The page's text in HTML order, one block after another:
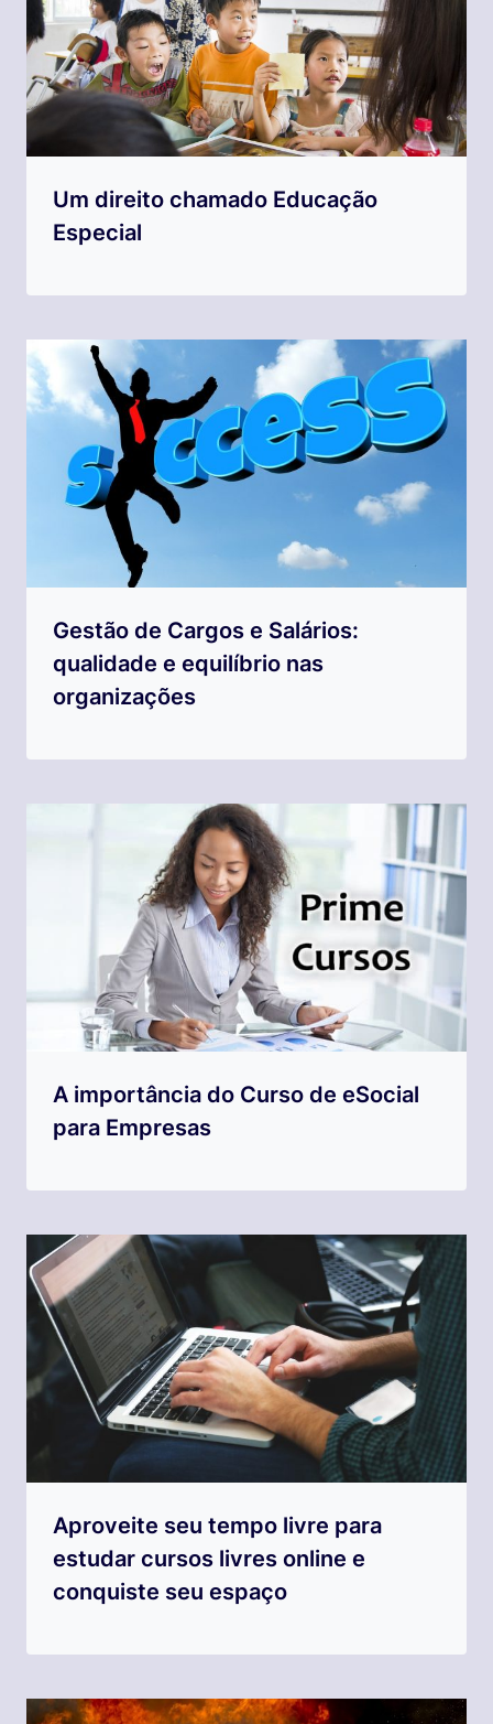
Um direito chamado Educação
Especial
Gestão de Cargos e Salários:
qualidade e equilíbrio nas
organizações
A importância do Curso de eSocial
para Empresas
Aproveite seu tempo livre para
estudar cursos livres online e
conquiste seu espaço